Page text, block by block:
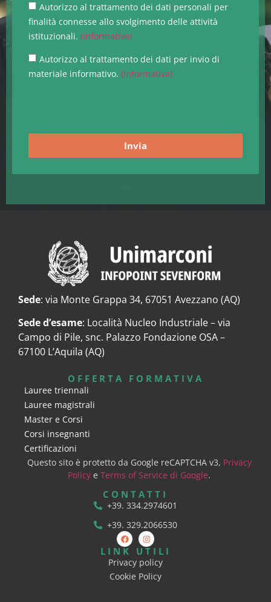
Autorizzo al trattamento dei dati personali per
finalità connesse allo svolgimento delle attività
istituzionali. (Informativa)
Autorizzo al trattamento dei dati per invio di
materiale informativo. (Informativa)
Invia
Sede: via Monte Grappa 34, 67051 Avezzano (AQ)
Sede d’esame: Località Nucleo Industriale – via
Campo di Pile, snc. Palazzo Fondazione OSA –
67100 L’Aquila (AQ)
OFFERTA FORMATIVA
Lauree triennali
Lauree magistrali
Master e Corsi
Corsi insegnanti
Certificazioni
Questo sito è protetto da Google reCAPTCHA v3, Privacy
Policy e Terms of Service di Google.
CONTATTI
+39. 334.2974601
+39. 329.2066530
LINK UTILI
Privacy policy
Cookie Policy